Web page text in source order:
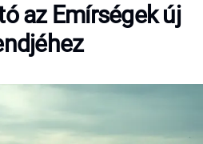
az Emírségek új